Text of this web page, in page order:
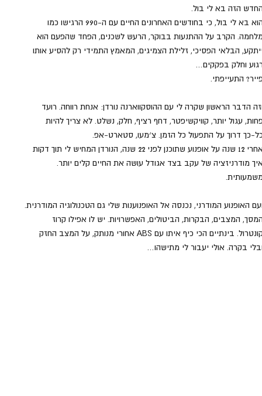
הזה בא לי בול.
הוא בא לי בול, כי בחודשים האחרונים החיים עם ה-990 הרגישו כמו
הקרב על ההתנעות בבוקר, הרעש לשכנים, הפחד שהפעם הוא
הבלאי הפסיכי, זלילת הצמיגים, המאמץ התמידי רק להסיע אותו
וחלק בפקקים…
התעייפתי.
הדבר הראשון שקרה לי עם ההוסקווארנה נורדן: אנחת רווחה. רועד
עגול יותר, קוויקשיפטר, דחף רציף, חלק, נשלט. לא צריך להיות
כך דרוך על התפעול כל הזמן. צ׳מעו, סטארט-אפ.
אחרי 12 שנה על אופנוע שתוכנן לפני 22 שנה, הנורדן המחיש לי תוך דקות
מודרניזציה של עקב בצד אגודל עושה את החיים קלים יותר.
האופנוע המודרני, נכנסה אל האופנוענות שלי גם הטכנולוגיה המודרנית.
המצבים, הבקרות, הביטולים, האפשרויות. יש לו אפילו קרוז
קונטרול. בינתיים הכי כיף איתו עם ABS אחורי מנותק, על המצב החזק
בקרה. אולי יעבור לי מתישהו…